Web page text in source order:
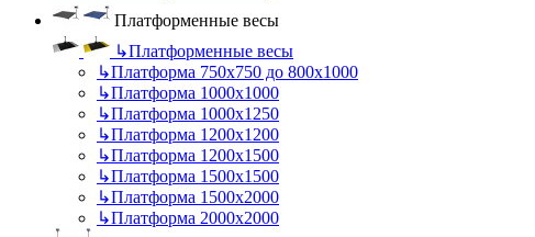
Платформенные весы
↳Платформенные весы
↳Платформа 750х750 до 800х1000
↳Платформа 1000х1000
↳Платформа 1000х1250
↳Платформа 1200х1200
↳Платформа 1200х1500
↳Платформа 1500х1500
↳Платформа 1500х2000
↳Платформа 2000х2000